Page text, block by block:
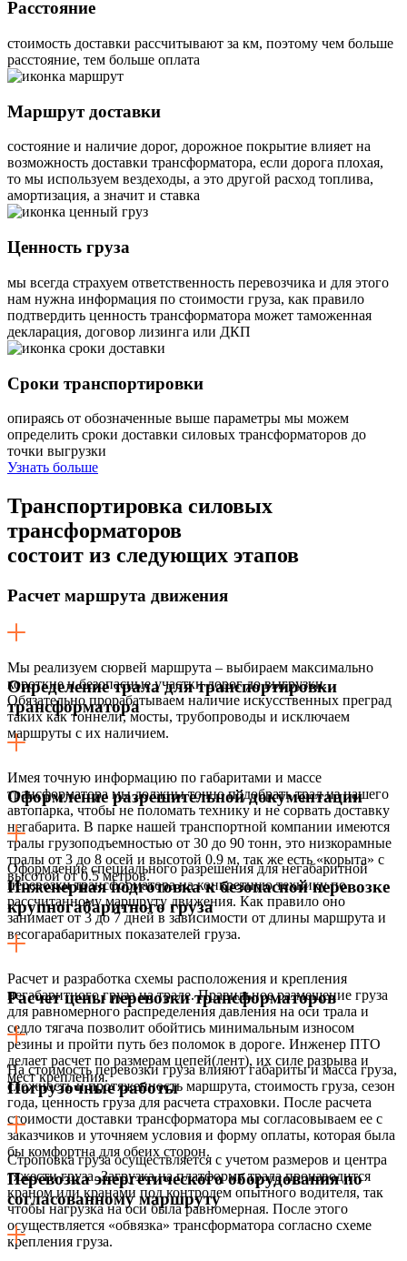
Расстояние
стоимость доставки рассчитывают за км, поэтому чем больше
расстояние, тем больше оплата
Маршрут доставки
состояние и наличие дорог, дорожное покрытие влияет на
возможность доставки трансформатора, если дорога плохая,
то мы используем вездеходы, а это другой расход топлива,
амортизация, а значит и ставка
Ценность груза
мы всегда страхуем ответственность перевозчика и для этого
нам нужна информация по стоимости груза, как правило
подтвердить ценность трансформатора может таможенная
декларация, договор лизинга или ДКП
Сроки транспортировки
опираясь от обозначенные выше параметры мы можем
определить сроки доставки силовых трансформаторов до
точки выгрузки
Узнать больше
Транспортировка силовых
трансформаторов
состоит из следующих этапов
Расчет маршрута движения
Мы реализуем сюрвей маршрута – выбираем максимально
короткие и безопасные участки дорог до выгрузки.
Обязательно прорабатываем наличие искусственных преград
таких как тоннели, мосты, трубопроводы и исключаем
маршруты с их наличием.
Определение трала для транспортировки
трансформатора
Имея точную информацию по габаритами и массе
трансформатора мы должны точно подобрать трал из нашего
автопарка, чтобы не поломать технику и не сорвать доставку
негабарита. В парке нашей транспортной компании имеются
тралы грузоподъемностью от 30 до 90 тонн, это низкорамные
тралы от 3 до 8 осей и высотой 0.9 м, так же есть «корыта» с
высотой от 0.5 метров.
Оформление разрешительной документации
Оформление специального разрешения для негабаритной
перевозки трансформатора на конкретную технику по
рассчитанному маршруту движения. Как правило оно
занимает от 3 до 7 дней в зависимости от длины маршрута и
весогарабаритных показателей груза.
Инженерная подготовка к безопасной перевозке
крупногабаритного груза
Расчет и разработка схемы расположения и крепления
негабаритного груза на трале. Правильное размещение груза
для равномерного распределения давления на оси трала и
седло тягача позволит обойтись минимальным износом
резины и пройти путь без поломок в дороге. Инженер ПТО
делает расчет по размерам цепей(лент), их силе разрыва и
мест крепления.
Расчет цены перевозки трансформаторов
На стоимость перевозки груза влияют габариты и масса груза,
сложность и протяженность маршрута, стоимость груза, сезон
года, ценность груза для расчета страховки. После расчета
стоимости доставки трансформатора мы согласовываем ее с
заказчиков и уточняем условия и форму оплаты, которая была
бы комфортна для обеих сторон.
Погрузочные работы
Строповка груза осуществляется с учетом размеров и центра
тяжести груза. Загрузка на платформу трала производится
краном или кранами под контролем опытного водителя, так
чтобы нагрузка на оси была равномерная. После этого
осуществляется «обвязка» трансформатора согласно схеме
крепления груза.
Перевозка энергетического оборудования по
согласованному маршруту